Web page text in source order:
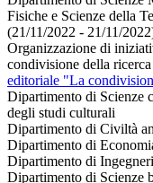
Fisiche e Scienze della
(21/11/2022 - 21/11/
Organizzazione di
condivisione della
editoriale "La
Dipartimento di Scienze
degli studi culturali
Dipartimento di Civiltà
Dipartimento di
Dipartimento di
Dipartimento di Scienze